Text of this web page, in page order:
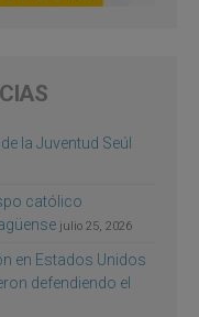
la Juventud Seúl
católico
julio 25, 2026
en Estados Unidos
defendiendo el